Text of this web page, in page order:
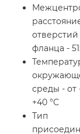
отверстий
фланца -
среды - от
+40 °С
Тип